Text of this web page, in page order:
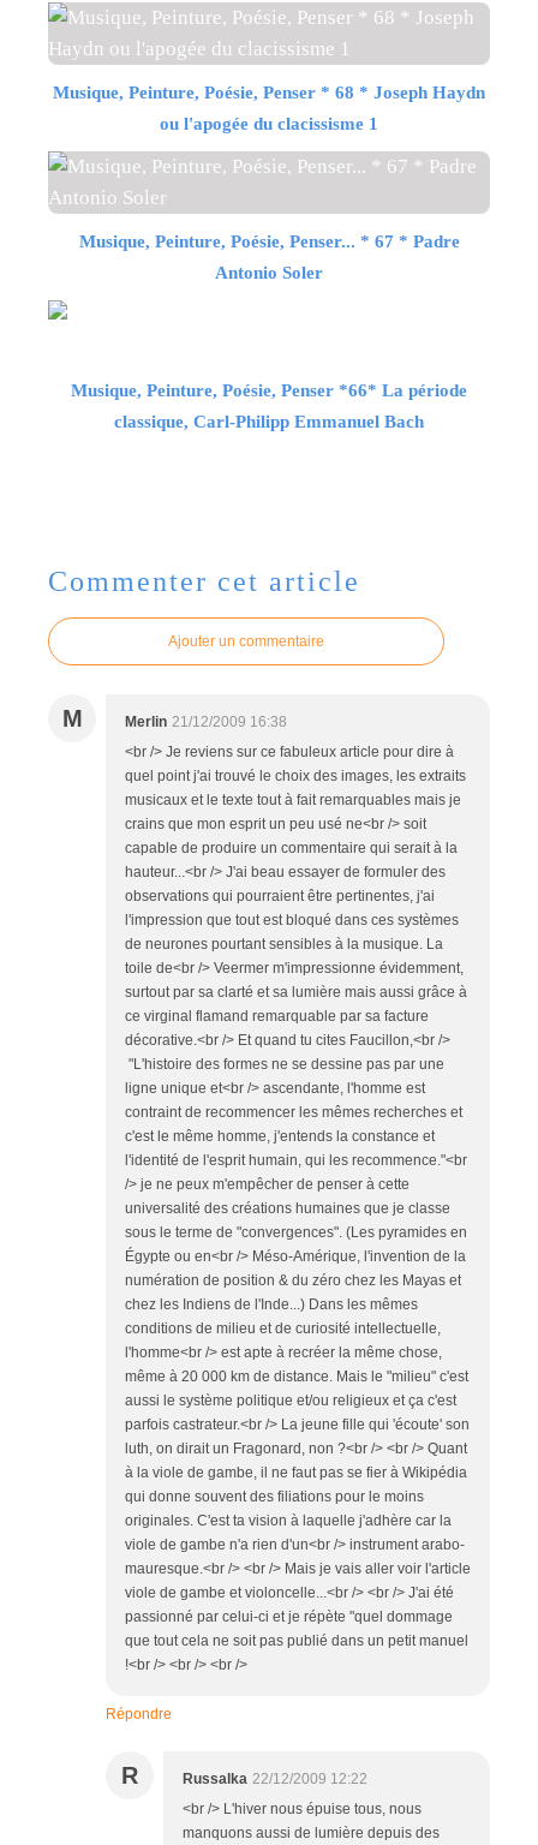
Musique, Peinture, Poésie, Penser * 68 * Joseph Haydn
ou l'apogée du clacissisme 1
Musique, Peinture, Poésie, Penser... * 67 * Padre
Antonio Soler
Musique, Peinture, Poésie, Penser *66* La période
classique, Carl-Philipp Emmanuel Bach
Commenter cet article
Ajouter un commentaire
M Merlin 21/12/2009 16:38
<br /> Je reviens sur ce fabuleux article pour dire à
quel point j'ai trouvé le choix des images, les extraits
musicaux et le texte tout à fait remarquables mais je
crains que mon esprit un peu usé ne<br /> soit
capable de produire un commentaire qui serait à la
hauteur...<br /> J'ai beau essayer de formuler des
observations qui pourraient être pertinentes, j'ai
l'impression que tout est bloqué dans ces systèmes
de neurones pourtant sensibles à la musique. La
toile de<br /> Veermer m'impressionne évidemment,
surtout par sa clarté et sa lumière mais aussi grâce à
ce virginal flamand remarquable par sa facture
décorative.<br /> Et quand tu cites Faucillon,<br />
"L'histoire des formes ne se dessine pas par une
ligne unique et<br /> ascendante, l'homme est
contraint de recommencer les mêmes recherches et
c'est le même homme, j'entends la constance et
l'identité de l'esprit humain, qui les recommence."<br
/> je ne peux m'empêcher de penser à cette
universalité des créations humaines que je classe
sous le terme de "convergences". (Les pyramides en
Égypte ou en<br /> Méso-Amérique, l'invention de la
numération de position & du zéro chez les Mayas et
chez les Indiens de l'Inde...) Dans les mêmes
conditions de milieu et de curiosité intellectuelle,
l'homme<br /> est apte à recréer la même chose,
même à 20 000 km de distance. Mais le "milieu" c'est
aussi le système politique et/ou religieux et ça c'est
parfois castrateur.<br /> La jeune fille qui 'écoute' son
luth, on dirait un Fragonard, non ?<br /> <br /> Quant
à la viole de gambe, il ne faut pas se fier à Wikipédia
qui donne souvent des filiations pour le moins
originales. C'est ta vision à laquelle j'adhère car la
viole de gambe n'a rien d'un<br /> instrument arabo-
mauresque.<br /> <br /> Mais je vais aller voir l'article
viole de gambe et violoncelle...<br /> <br /> J'ai été
passionné par celui-ci et je répète "quel dommage
que tout cela ne soit pas publié dans un petit manuel
!<br /> <br /> <br />
Répondre
R Russalka 22/12/2009 12:22
<br /> L'hiver nous épuise tous, nous
manquons aussi de lumière depuis des